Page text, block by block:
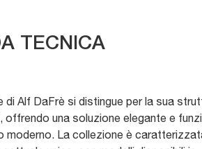
TECNICA
di Alf DaFrè si distingue per la sua
offrendo una soluzione elegante e
moderno. La collezione è